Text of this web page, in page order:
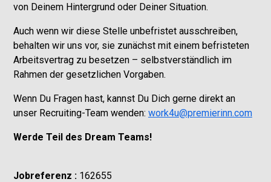
von Deinem Hintergrund oder Deiner Situation.
Auch wenn wir diese Stelle unbefristet ausschreiben,
behalten wir uns vor, sie zunächst mit einem befristeten
Arbeitsvertrag zu besetzen – selbstverständlich im
Rahmen der gesetzlichen Vorgaben.
Wenn Du Fragen hast, kannst Du Dich gerne direkt an
unser Recruiting-Team wenden: work4u@premierinn.com
Werde Teil des Dream Teams!
Jobreferenz :162655